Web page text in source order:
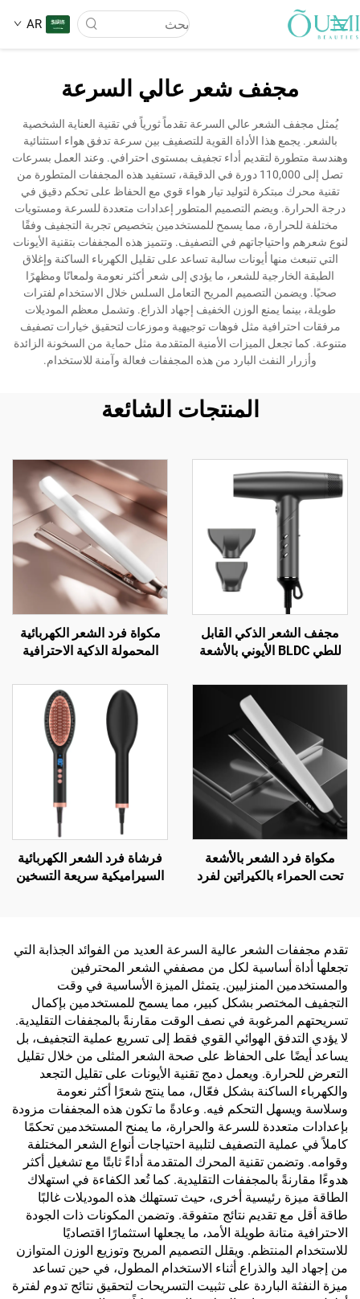
AR
عن الشركة
المنتجات
الأخبار
تطبيق
اتصل بنا
مجفف شعر عالي السرعة
يُمثل مجفف الشعر عالي السرعة تقدماً ثورياً في تقنية العناية الشخصية
بالشعر. يجمع هذا الأداة القوية للتصفيف بين سرعة تدفق هواء استثنائية
وهندسة متطورة لتقديم أداء تجفيف بمستوى احترافي. وعند العمل بسرعات
تصل إلى 110,000 دورة في الدقيقة، تستفيد هذه المجففات المتطورة من
تقنية محرك مبتكرة لتوليد تيار هواء قوي مع الحفاظ على تحكم دقيق في
درجة الحرارة. ويضم التصميم المتطور إعدادات متعددة للسرعة ومستويات
مختلفة للحرارة، مما يسمح للمستخدمين بتخصيص تجربة التجفيف وفقًا
لنوع شعرهم واحتياجاتهم في التصفيف. وتتميز هذه المجففات بتقنية الأيونات
التي تنبعث منها أيونات سالبة تساعد على تقليل الكهرباء الساكنة وإغلاق
الطبقة الخارجية للشعر، ما يؤدي إلى شعر أكثر نعومة ولمعانًا ومظهرًا
صحيًا. ويضمن التصميم المريح التعامل السلس خلال الاستخدام لفترات
طويلة، بينما يمنع الوزن الخفيف إجهاد الذراع. وتشمل معظم الموديلات
مرفقات احترافية مثل فوهات توجيهية وموزعات لتحقيق خيارات تصفيف
متنوعة. كما تجعل الميزات الأمنية المتقدمة مثل حماية من السخونة الزائدة
وأزرار النفث البارد من هذه المجففات فعالة وآمنة للاستخدام.
المنتجات الشائعة
مجفف الشعر الذكي القابل
للطي BLDC الأيوني بالأشعة
مكواة فرد الشعر الكهربائية
المحمولة الذكية الاحترافية
والتيتانيوم
مكواة فرد الشعر بالأشعة
تحت الحمراء بالكيراتين لفرد
فرشاة فرد الشعر الكهربائية
السيراميكية سريعة التسخين
تقدم مجففات الشعر عالية السرعة العديد من الفوائد الجذابة التي
تجعلها أداة أساسية لكل من مصففي الشعر المحترفين
والمستخدمين المنزليين. يتمثل الميزة الأساسية في وقت
التجفيف المختصر بشكل كبير، مما يسمح للمستخدمين بإكمال
تسريحتهم المرغوبة في نصف الوقت مقارنةً بالمجففات التقليدية.
لا يؤدي التدفق الهوائي القوي فقط إلى تسريع عملية التجفيف، بل
يساعد أيضًا على الحفاظ على صحة الشعر المثلى من خلال تقليل
التعرض للحرارة. ويعمل دمج تقنية الأيونات على تقليل التجعد
والكهرباء الساكنة بشكل فعّال، مما ينتج شعرًا أكثر نعومة
وسلاسة ويسهل التحكم فيه. وعادةً ما تكون هذه المجففات مزودة
بإعدادات متعددة للسرعة والحرارة، ما يمنح المستخدمين تحكمًا
كاملاً في عملية التصفيف لتلبية احتياجات أنواع الشعر المختلفة
وقوامه. وتضمن تقنية المحرك المتقدمة أداءً ثابتًا مع تشغيل أكثر
هدوءًا مقارنةً بالمجففات التقليدية. كما تُعد الكفاءة في استهلاك
الطاقة ميزة رئيسية أخرى، حيث تستهلك هذه الموديلات غالبًا
طاقة أقل مع تقديم نتائج متفوقة. وتضمن المكونات ذات الجودة
الاحترافية متانة طويلة الأمد، ما يجعلها استثمارًا اقتصاديًا
للاستخدام المنتظم. ويقلل التصميم المريح وتوزيع الوزن المتوازن
من إجهاد اليد والذراع أثناء الاستخدام المطول، في حين تساعد
ميزة النفثة الباردة على تثبيت التسريحات لتحقيق نتائج تدوم لفترة